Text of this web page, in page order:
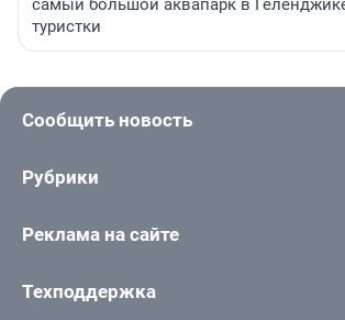
самый большой аквапарк в
туристки
Сообщить новость
Рубрики
Реклама на сайте
Техподдержка